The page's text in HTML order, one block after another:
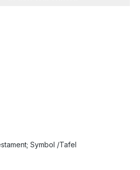
Symbol /Tafel